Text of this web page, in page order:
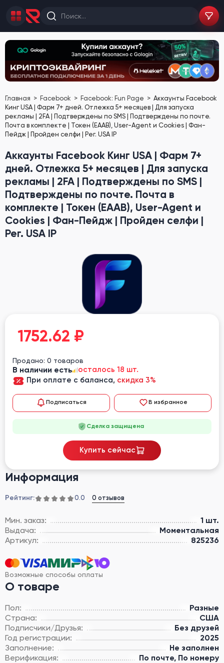
Главная Facebook Facebook: Fun Page
Аккаунты Facebook
Кинг USA | Фарм 7+ дней. Отлежка 5+ месяцев | Для запуска
рекламы | 2FA | Подтверждены по SMS | Подтверждены по почте.
Почта в комплекте | Токен (EAAB), User-Agent и Cookies | Фан-
Пейдж | Пройден селфи | Рег. USA IP
Аккаунты Facebook Кинг USA | Фарм 7+
дней. Отлежка 5+ месяцев | Для запуска
рекламы | 2FA | Подтверждены по SMS |
Подтверждены по почте. Почта в
комплекте | Токен (EAAB), User-Agent и
Cookies | Фан-Пейдж | Пройден селфи |
Рег. USA IP
Информация
Рейтинг: 0.0 0 отзывов
Мин. заказ:
1 шт.
Выдача:
Моментальная
Артикул:
825236
Возможные способы оплаты
О товаре
Пол:
Разные
Страна:
США
Подписчики/Друзья:
Без друзей
Год регистрации:
2025
Заполнение:
Не заполнен
Верификация:
По почте, По номеру
1752.62 ₽
Продано: 0 товаров
В наличии есть
осталось 18 шт.
При оплате с баланса, скидка 3%
Подписаться В избранное
Сделка защищена
Купить сейчас